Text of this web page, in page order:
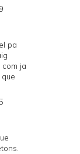
pa
ja